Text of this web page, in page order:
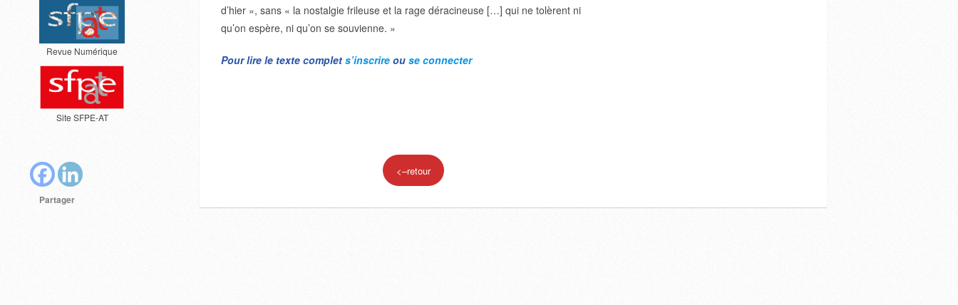
Revue Numérique
Site SFPE-AT
Partager
d’hier », sans « la nostalgie frileuse et la rage déracineuse […] qui ne tolèrent ni
qu’on espère, ni qu’on se souvienne. »
Pour lire le texte complet s’inscrire ou se connecter
<–retour